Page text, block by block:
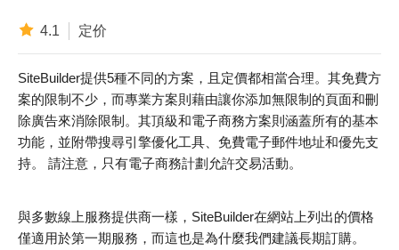
4.1 定价
SiteBuilder提供5種不同的方案，且定價都相當合理。其免費方
案的限制不少，而專業方案則藉由讓你添加無限制的頁面和刪
除廣告來消除限制。其頂級和電子商務方案則涵蓋所有的基本
功能，並附帶搜尋引擎優化工具、免費電子郵件地址和優先支
持。 請注意，只有電子商務計劃允許交易活動。
與多數線上服務提供商一樣，SiteBuilder在網站上列出的價格
僅適用於第一期服務，而這也是為什麼我們建議長期訂購。